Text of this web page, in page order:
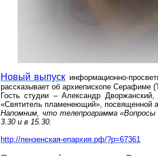
Новый выпуск информационно-
рассказывает об архиепископе Серафиме
Гость студии – Александр Дворжанский
«Святитель пламенеющий», посвященной
Напомним, что телепрограмма
3.30 и в 15.30.
http://пензенская-епархия.рф/?p=67361